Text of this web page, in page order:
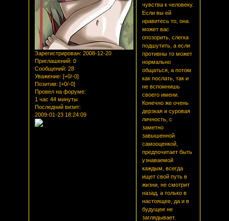
Зарегистрирован: 2008-12-20
Приглашений: 0
Сообщений: 28
Уважение: [+0/-0]
Позитив: [+0/-0]
Провел на форуме:
1 час 44 минуты
Последний визит:
2009-01-23 18:24:09
чувства к человеку.
Если вы ей
нравитесь то, она
может вас
опозорить, слегка
подшутить, а если
противны то может
нормально
общаться, а потом
как послать, так и
не вспомнишь
своего имени.
Конечно же очень
дерзкая и суровая
личность, с
заметно
завышенной
самооценкой,
предпочитает быть
узнаваемой
каждым, всегда
ищет свой путь в
жизни, не смотрит
назад, а только в
настоящее, да и в
будущее не
заглядывает.